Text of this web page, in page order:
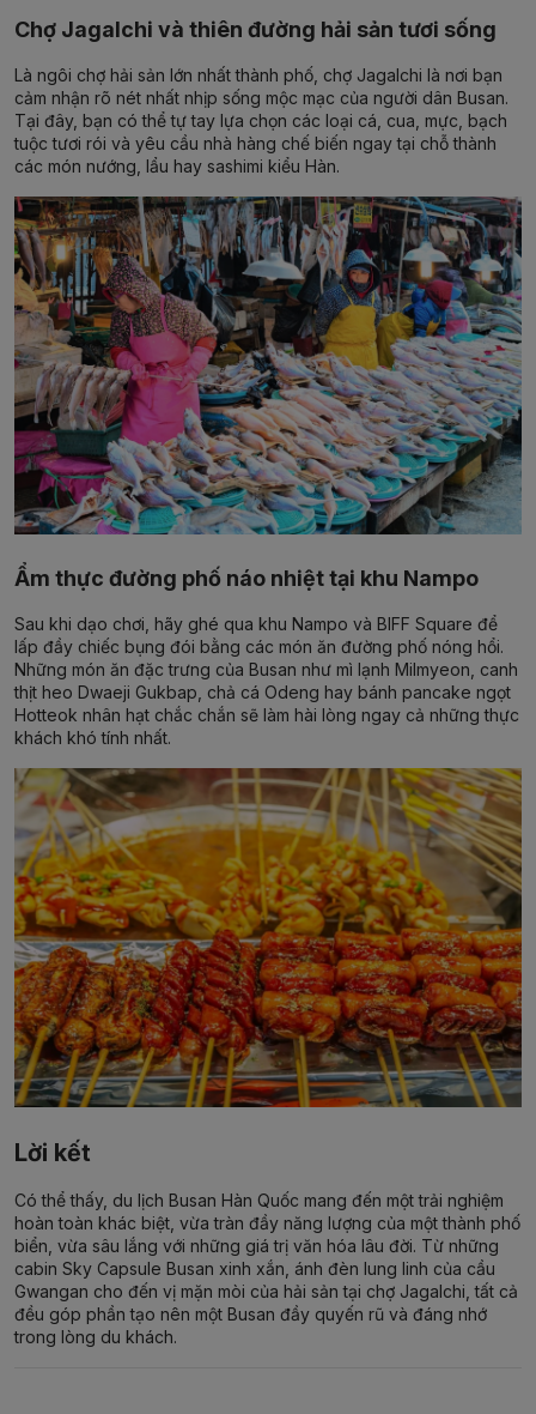
Chợ Jagalchi và thiên đường hải sản tươi sống
Là ngôi chợ hải sản lớn nhất thành phố, chợ Jagalchi là nơi bạn
cảm nhận rõ nét nhất nhịp sống mộc mạc của người dân Busan.
Tại đây, bạn có thể tự tay lựa chọn các loại cá, cua, mực, bạch
tuộc tươi rói và yêu cầu nhà hàng chế biến ngay tại chỗ thành
các món nướng, lẩu hay sashimi kiểu Hàn.
Ẩm thực đường phố náo nhiệt tại khu Nampo
Sau khi dạo chơi, hãy ghé qua khu Nampo và BIFF Square để
lấp đầy chiếc bụng đói bằng các món ăn đường phố nóng hổi.
Những món ăn đặc trưng của Busan như mì lạnh Milmyeon, canh
thịt heo Dwaeji Gukbap, chả cá Odeng hay bánh pancake ngọt
Hotteok nhân hạt chắc chắn sẽ làm hài lòng ngay cả những thực
khách khó tính nhất.
Lời kết
Có thể thấy, du lịch Busan Hàn Quốc mang đến một trải nghiệm
hoàn toàn khác biệt, vừa tràn đầy năng lượng của một thành phố
biển, vừa sâu lắng với những giá trị văn hóa lâu đời. Từ những
cabin Sky Capsule Busan xinh xắn, ánh đèn lung linh của cầu
Gwangan cho đến vị mặn mòi của hải sản tại chợ Jagalchi, tất cả
đều góp phần tạo nên một Busan đầy quyến rũ và đáng nhớ
trong lòng du khách.